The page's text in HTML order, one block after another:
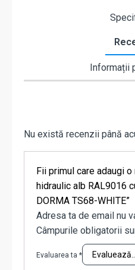
Informații
Nu există recenzii până
Fii primul care adaugi
hidraulic alb RAL9016
DORMA TS68-WHITE”
Adresa ta de email nu
Câmpurile obligatorii
Evaluarea ta *